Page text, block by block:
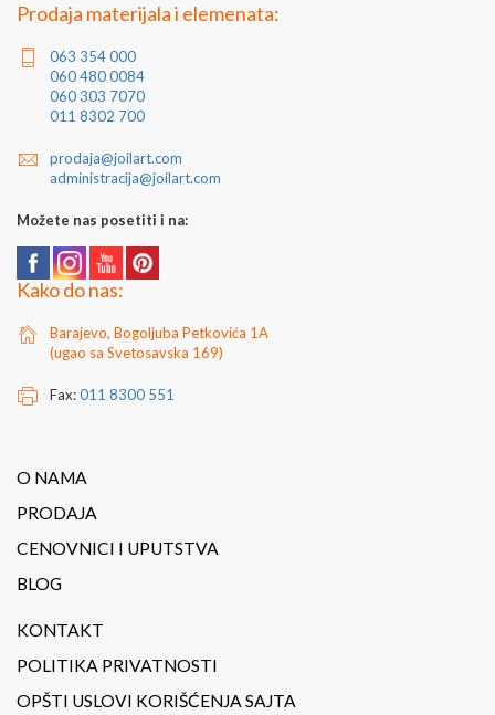
Prodaja materijala i elemenata:
063 354 000
060 480 0084
060 303 7070
011 8302 700
prodaja@joilart.com
administracija@joilart.com
Možete nas posetiti i na:
Kako do nas:
Barajevo, Bogoljuba Petkovića 1A
(ugao sa Svetosavska 169)
Fax:011 8300 551
O NAMA
PRODAJA
CENOVNICI I UPUTSTVA
BLOG
KONTAKT
POLITIKA PRIVATNOSTI
OPŠTI USLOVI KORIŠĆENJA SAJTA